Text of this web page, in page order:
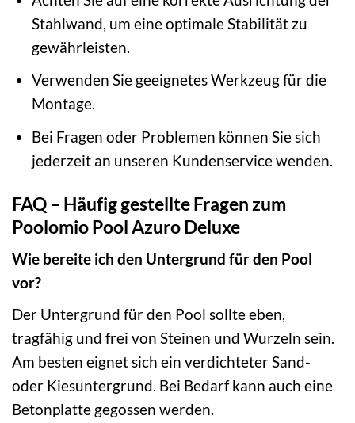
Stahlwand, um eine optimale Stabilität zu
gewährleisten.
Verwenden Sie geeignetes Werkzeug für die
Montage.
Bei Fragen oder Problemen können Sie sich
jederzeit an unseren Kundenservice wenden.
FAQ – Häufig gestellte Fragen zum
Poolomio Pool Azuro Deluxe
Wie bereite ich den Untergrund für den Pool
vor?
Der Untergrund für den Pool sollte eben,
tragfähig und frei von Steinen und Wurzeln sein.
Am besten eignet sich ein verdichteter Sand-
oder Kiesuntergrund. Bei Bedarf kann auch eine
Betonplatte gegossen werden.